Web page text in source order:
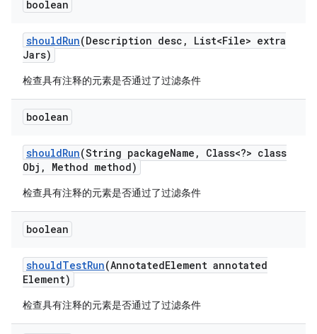
boolean
shouldRun(Description desc ,
List<File> extra
Jars)
检查具有注释的元素是否通过了过滤条件
boolean
shouldRun(String packageName ,
Class<?> class
Obj , Method method)
检查具有注释的元素是否通过了过滤条件
boolean
shouldTestRun(AnnotatedElement annotated
Element)
检查具有注释的元素是否通过了过滤条件